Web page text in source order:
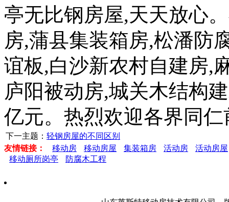
亭无比钢房屋,天天放心
房,蒲县集装箱房,松潘防
谊板,白沙新农村自建房,
庐阳被动房,城关木结构
亿元。热烈欢迎各界同
下一主题： 轻钢房屋的不同区别
友情链接：
移动房 移动房屋 集装箱房 活动房
活动房屋
移动厕所岗亭
防腐木工程